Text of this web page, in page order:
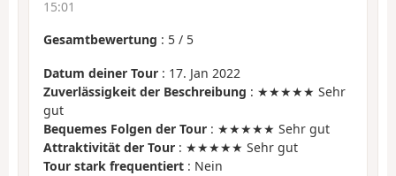
15:01
Gesamtbewertung : 5 / 5
Datum deiner Tour : 17. Jan 2022
Zuverlässigkeit der Beschreibung : ★★★★★ Sehr
gut
Bequemes Folgen der Tour : ★★★★★ Sehr gut
Attraktivität der Tour : ★★★★★ Sehr gut
Tour stark frequentiert : Nein